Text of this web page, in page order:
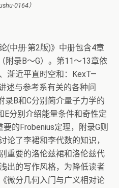
0164）
(中册·第2版)》中册包含4章
附录B～G）。第11～13章依
渐近平直时空和：KexT—
述与参考系有关的各种问
录B和C分别简介量子力学的
E分别介绍能量条件和奇性定
的Frobenius定理，附录G则
论了李裙和李代数的知识，
重要的洛伦兹裙和洛伦兹代
出的写作风格，为降低读者
微分几何入门与广义相对论